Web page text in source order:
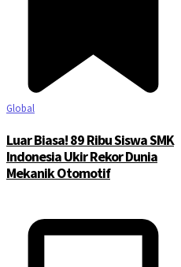
Global
Luar Biasa! 89 Ribu Siswa SMK
Indonesia Ukir Rekor Dunia
Mekanik Otomotif